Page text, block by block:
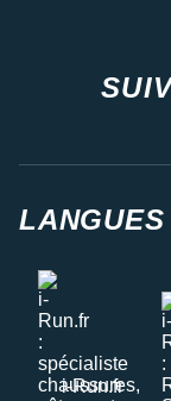
LANGUES
i-Run.fr